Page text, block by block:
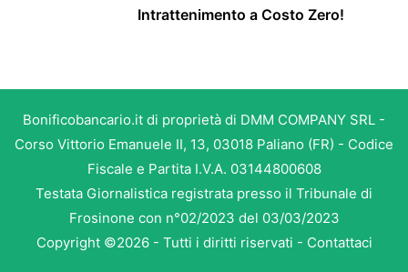
Intrattenimento a Costo Zero!
Bonificobancario.it di proprietà di DMM COMPANY SRL -
Corso Vittorio Emanuele II, 13, 03018 Paliano (FR) - Codice
Fiscale e Partita I.V.A. 03144800608
Testata Giornalistica registrata presso il Tribunale di
Frosinone con n°02/2023 del 03/03/2023
Copyright ©2026 - Tutti i diritti riservati - Contattaci